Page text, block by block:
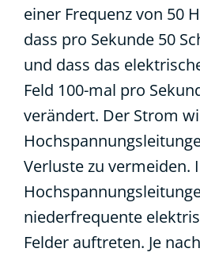
einer Frequenz von 50
dass pro Sekunde 50
und dass das
Feld 100-mal pro
verändert. Der Strom
Verluste zu vermeiden.
niederfrequente
Felder auftreten. Je